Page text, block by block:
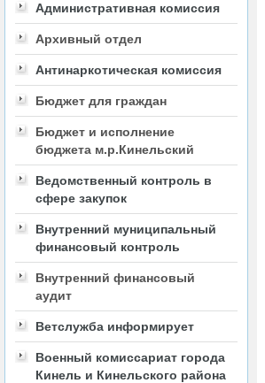
Административная комиссия
Архивный отдел
Антинаркотическая комиссия
Бюджет для граждан
Бюджет и исполнение
бюджета м.р.Кинельский
Ведомственный контроль в
сфере закупок
Внутренний муниципальный
финансовый контроль
Внутренний финансовый
аудит
Ветслужба информирует
Военный комиссариат города
Кинель и Кинельского района